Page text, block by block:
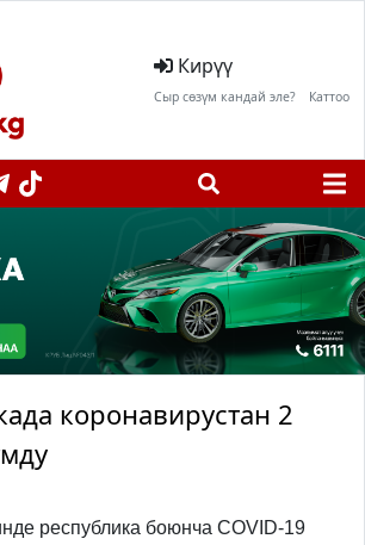
Кирүү
Сыр сөзүм кандай эле? Каттоо
коронавирустан 2
республика боюнча COVID-19